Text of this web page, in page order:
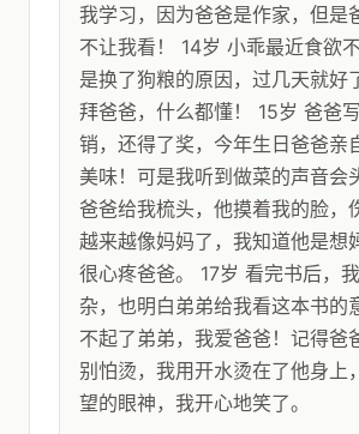
我学习，因为爸爸是作家，但是
不让我看！ 14岁 小乖最近食欲
是换了狗粮的原因，过几天就好
拜爸爸，什么都懂！ 15岁 爸爸
销，还得了奖，今年生日爸爸亲
美味！可是我听到做菜的声音会
爸爸给我梳头，他摸着我的脸，
越来越像妈妈了，我知道他是想
很心疼爸爸。 17岁 看完书后，
杂，也明白弟弟给我看这本书的
不起了弟弟，我爱爸爸！记得爸
别怕烫，我用开水烫在了他身上
望的眼神，我开心地笑了。